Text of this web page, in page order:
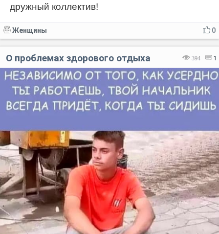
дружный коллектив!
0
Женщины
394 1
О проблемах здорового отдыха